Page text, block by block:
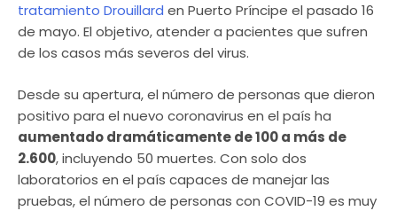
tratamiento Drouillard en Puerto Príncipe el pasado 16
de mayo. El objetivo, atender a pacientes que sufren
de los casos más severos del virus.
Desde su apertura, el número de personas que dieron
positivo para el nuevo coronavirus en el país ha
aumentado dramáticamente de 100 a más de
2.600, incluyendo 50 muertes. Con solo dos
laboratorios en el país capaces de manejar las
pruebas, el número de personas con COVID-19 es muy